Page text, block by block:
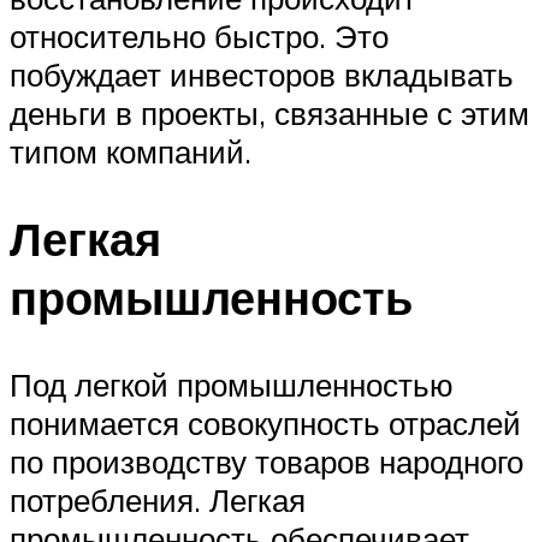
относительно быстро. Это
побуждает инвесторов вкладывать
деньги в проекты, связанные с этим
типом компаний.
Легкая
промышленность
Под легкой промышленностью
понимается совокупность отраслей
по производству товаров народного
потребления. Легкая